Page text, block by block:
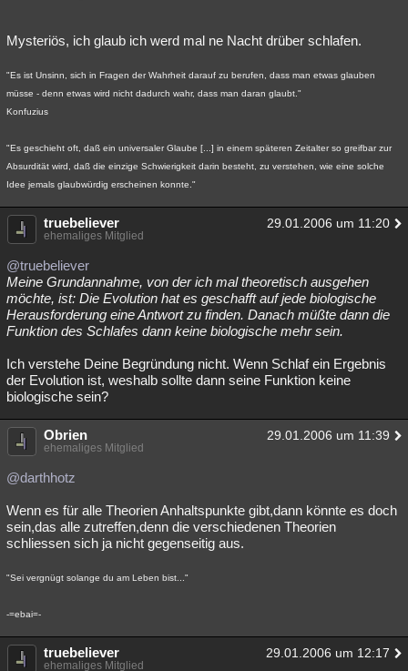
Mysteriös, ich glaub ich werd mal ne Nacht drüber schlafen.
"Es ist Unsinn, sich in Fragen der Wahrheit darauf zu berufen, dass man etwas glauben
müsse - denn etwas wird nicht dadurch wahr, dass man daran glaubt."
Konfuzius
"Es geschieht oft, daß ein universaler Glaube [...] in einem späteren Zeitalter so greifbar zur
Absurdität wird, daß die einzige Schwierigkeit darin besteht, zu verstehen, wie eine solche
Idee jemals glaubwürdig erscheinen konnte."
truebeliever 29.01.2006 um 11:20
ehemaliges Mitglied
@truebeliever
Meine Grundannahme, von der ich mal theoretisch ausgehen
möchte, ist: Die Evolution hat es geschafft auf jede biologische
Herausforderung eine Antwort zu finden. Danach müßte dann die
Funktion des Schlafes dann keine biologische mehr sein.
Ich verstehe Deine Begründung nicht. Wenn Schlaf ein Ergebnis
der Evolution ist, weshalb sollte dann seine Funktion keine
biologische sein?
Obrien 29.01.2006 um 11:39
ehemaliges Mitglied
@darthhotz
Wenn es für alle Theorien Anhaltspunkte gibt,dann könnte es doch
sein,das alle zutreffen,denn die verschiedenen Theorien
schliessen sich ja nicht gegenseitig aus.
"Sei vergnügt solange du am Leben bist..."
-=ebai=-
truebeliever 29.01.2006 um 12:17
ehemaliges Mitglied